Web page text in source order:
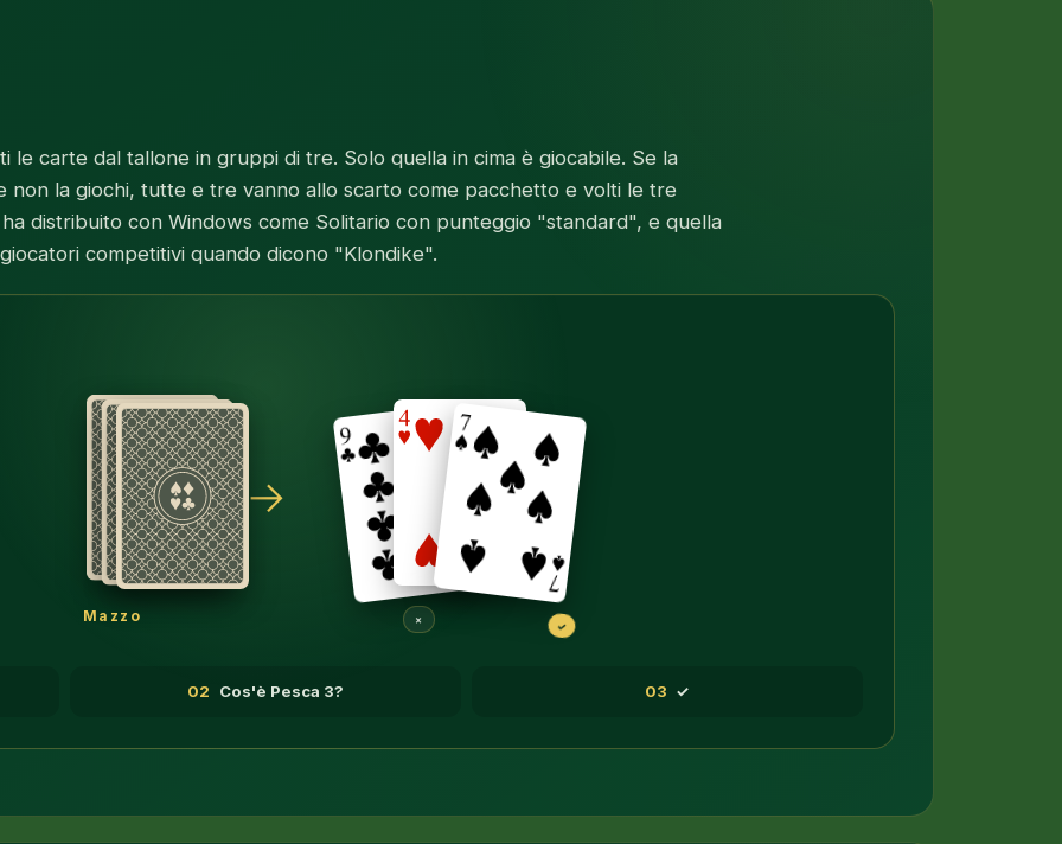
le carte dal tallone in gruppi di tre. Solo quella in cima è giocabile. Se la
non la giochi, tutte e tre vanno allo scarto come pacchetto e volti le tre
distribuito con Windows come Solitario con punteggio "standard", e quella
competitivi quando dicono "Klondike".
Mazzo
→
✓
×
02 Cos'è Pesca 3? 03 ✓